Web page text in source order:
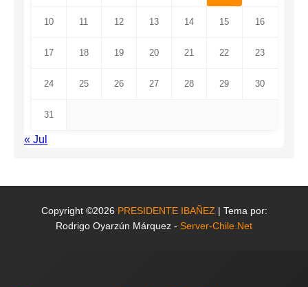
10 11 12 13 14 15 16
17 18 19 20 21 22 23
24 25 26 27 28 29 30
31
« Jul
Copyright ©2026 PRESIDENTE IBAÑEZ | Tema por:
Rodrigo Oyarzún Márquez - Server-Chile.Net